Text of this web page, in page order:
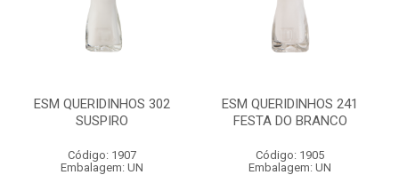
ESM QUERIDINHOS 302
SUSPIRO
Código: 1907
Embalagem: UN
ESM QUERIDINHOS 241
FESTA DO BRANCO
Código: 1905
Embalagem: UN